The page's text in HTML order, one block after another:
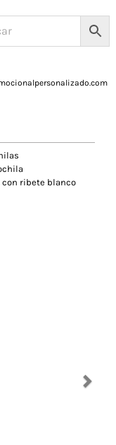
con ribete blanco